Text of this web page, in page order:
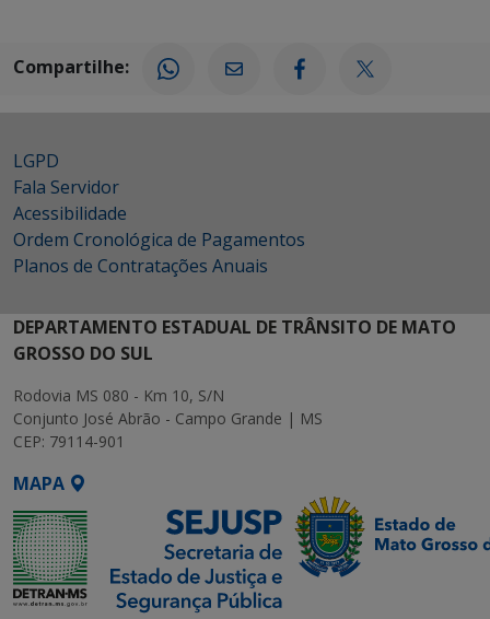
Compartilhe:
LGPD
Fala Servidor
Acessibilidade
Ordem Cronológica de Pagamentos
Planos de Contratações Anuais
DEPARTAMENTO ESTADUAL DE TRÂNSITO DE MATO
GROSSO DO SUL
Rodovia MS 080 - Km 10, S/N
Conjunto José Abrão - Campo Grande | MS
CEP: 79114-901
MAPA